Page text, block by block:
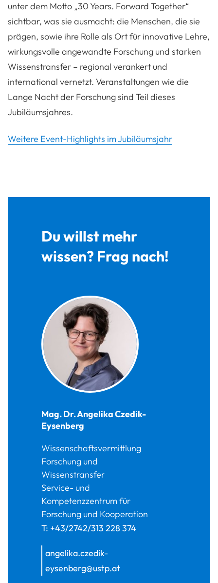
unter dem Motto „30 Years. Forward Together“
sichtbar, was sie ausmacht: die Menschen, die sie
prägen, sowie ihre Rolle als Ort für innovative Lehre,
wirkungsvolle angewandte Forschung und starken
Wissenstransfer – regional verankert und
international vernetzt. Veranstaltungen wie die
Lange Nacht der Forschung sind Teil dieses
Jubiläumsjahres.
Weitere Event-Highlights im Jubiläumsjahr
Du willst mehr
wissen? Frag nach!
Mag. Dr.AngelikaCzedik-
Eysenberg
Wissenschaftsvermittlung
Forschung und
Wissenstransfer
Service- und
Kompetenzzentrum für
Forschung und Kooperation
T: +43/2742/313 228 374
angelika.czedik-
eysenberg@ustp.at